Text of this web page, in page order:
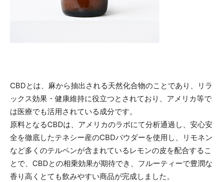
CBDとは、麻から抽出される天然化合物のことであり、リラ
ックス効果・健康維持に役立つとされており、アメリカ等で
は医療でも活用されている成分です。
原料となるCBDは、アメリカのラボにて分析通過し、安心安
全を徹底したテネシー産のCBDパウダーを使用し、リモネン
など多くのテルペンが含まれているレモンの皮を配合するこ
とで、CBDとの相乗効果が期待でき、フルーティーで豊潤な
香り高くとても飲みやすい商品が完成しました。